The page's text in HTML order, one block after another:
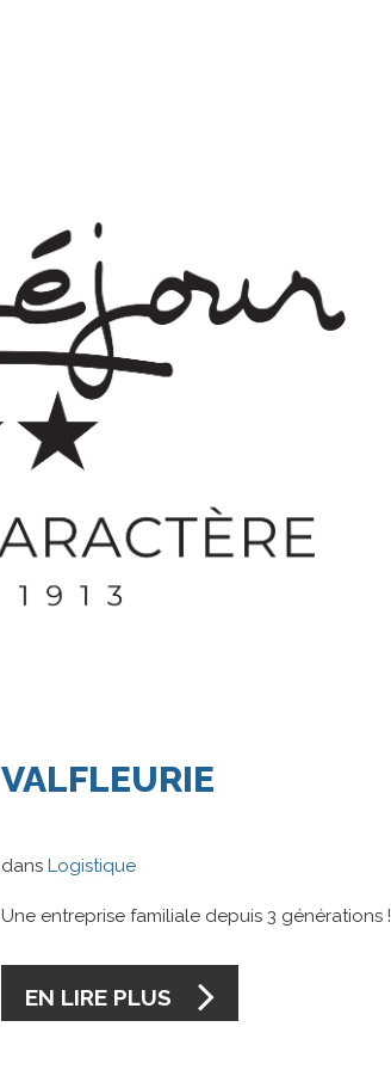
VALFLEURIE
dans Logistique
Une entreprise familiale depuis 3 générations !
EN LIRE PLUS